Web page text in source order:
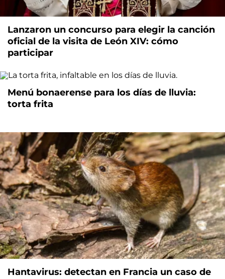
Lanzaron un concurso para elegir la canción
oficial de la visita de León XIV: cómo
participar
Menú bonaerense para los días de lluvia:
torta frita
Hantavirus: detectan en Francia un caso de